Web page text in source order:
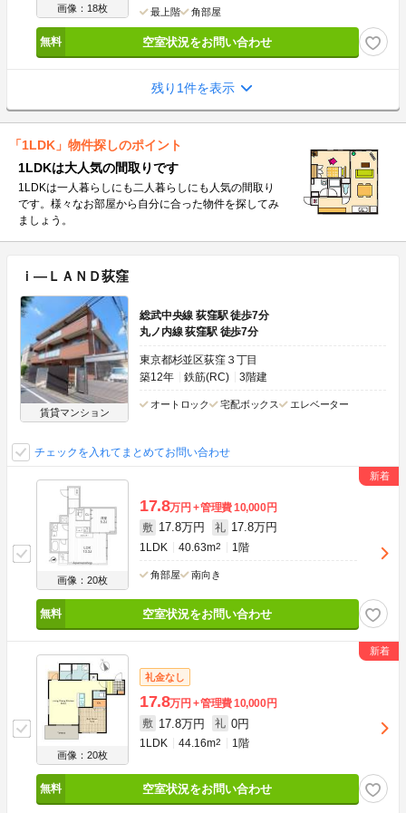
画像：18枚 最上階 角部屋
空室状況をお問い合わせ
残り1件を表示
「1LDK」物件探しのポイント
1LDKは大人気の間取りです
1LDKは一人暮らしにも二人暮らしにも人気の間取り
です。様々なお部屋から自分に合った物件を探してみ
ましょう。
ｉ―ＬＡＮＤ荻窪
賃貸マンション
総武中央線 荻窪駅 徒歩7分
丸ノ内線 荻窪駅 徒歩7分
東京都杉並区荻窪３丁目
築12年
鉄筋(RC) 3階建
オートロック 宅配ボックス エレベーター
チェックを入れてまとめてお問い合わせ
画像：20枚
17.8万円 管理費10,000円
敷 17.8万円 礼 17.8万円
1LDK 40.63m2 1階
角部屋 南向き
空室状況をお問い合わせ
画像：20枚
礼金なし
17.8万円 管理費10,000円
敷 17.8万円 礼 0円
1LDK 44.16m2 1階
空室状況をお問い合わせ